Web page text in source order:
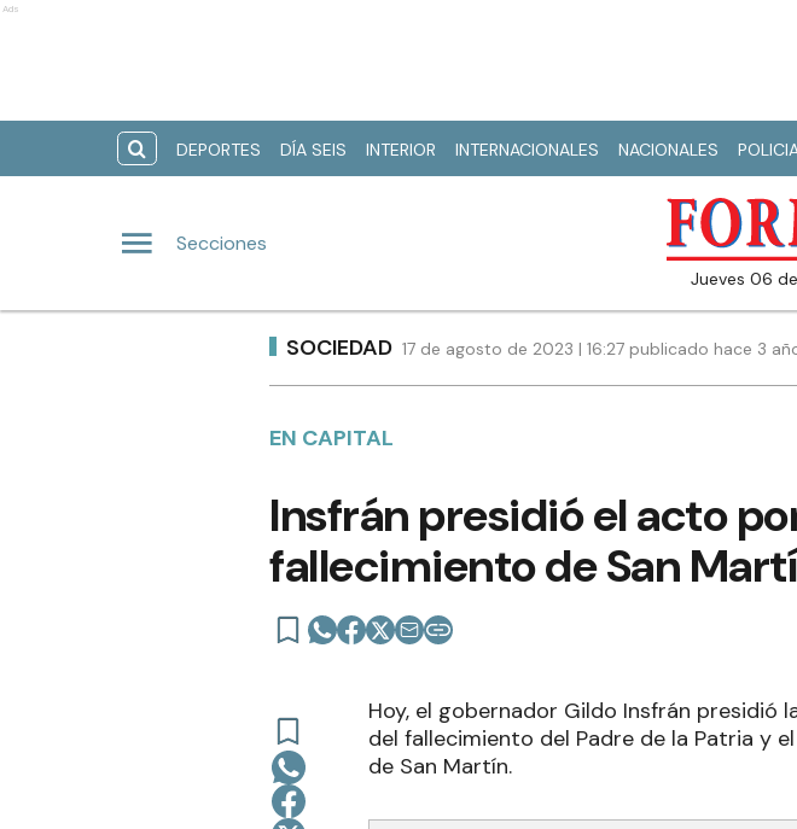
Ads
DEPORTES DÍA SEIS INTERIOR INTERNACIONALES NACIONALES
Secciones
jueves 06
SOCIEDAD 17 de agosto de 2023 | 16:27 publicado hace 3
EN CAPITAL
Insfrán presidió el acto
fallecimiento de San
Hoy, el gobernador Gildo Insfrán presidió
del fallecimiento del Padre de la Patria y
de San Martín.